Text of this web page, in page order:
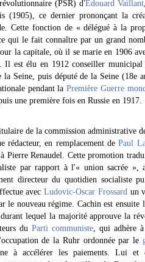
(PSR) d'Édouard Vaillant
(1905), ce dernier prononçant la
Cette fonction de « délégué à la
qui le fait connaître par un grand
la capitale, où il se marie en 1906
Il est élu en 1912 conseiller
la Seine, puis député de la Seine
pendant la Première Guerre
une première fois en Russie en 1917.
de la commission administrative
rédacteur, en remplacement dePaul
à Pierre Renaudel. Cette promotion
par rapport à l'« union sacrée »,
directeur du quotidien socialiste
avec Ludovic-Oscar Frossardun
le nouveau régime. Cachin est ensuite
lequel la majorité approuve la
duParti communiste, qui adhère
de la Ruhr ordonnée par le
à accélérer les paiements. Lui et